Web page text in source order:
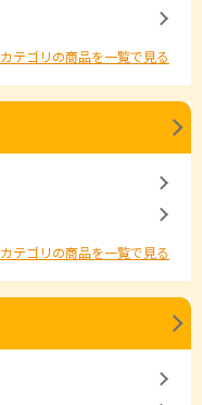
カテゴリの商品を一覧で見る
カテゴリの商品を一覧で見る